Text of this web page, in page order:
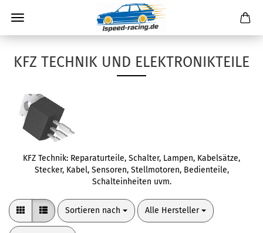
KFZ TECHNIK UND ELEKTRONIKTEILE
KFZ Technik: Reparaturteile, Schalter, Lampen, Kabelsätze,
Stecker, Kabel, Sensoren, Stellmotoren, Bedienteile,
Schalteinheiten uvm.
Sortieren nach
Sortieren nach Alle Hersteller
pro Seite